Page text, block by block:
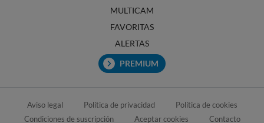
MULTICAM
FAVORITAS
ALERTAS
PREMIUM
Aviso legal Política de privacidad
Política de cookies
Condiciones de suscripción
Aceptar cookies Contacto